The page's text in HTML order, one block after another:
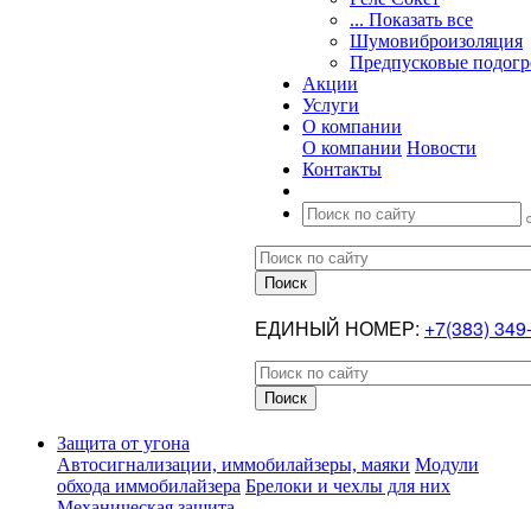
... Показать все
Шумовиброизоляция
Предпусковые
Акции
Услуги
О компании
О компании Новости
Контакты
ЕДИНЫЙ НОМЕР: +7(383)
Защита от угона
Автосигнализации, иммобилайзеры, маяки Модули
обхода иммобилайзера Брелоки и чехлы для них